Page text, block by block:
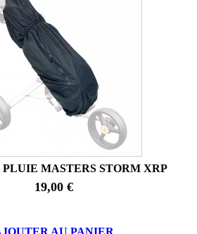
MASTERS STORM XRP
19,00 €